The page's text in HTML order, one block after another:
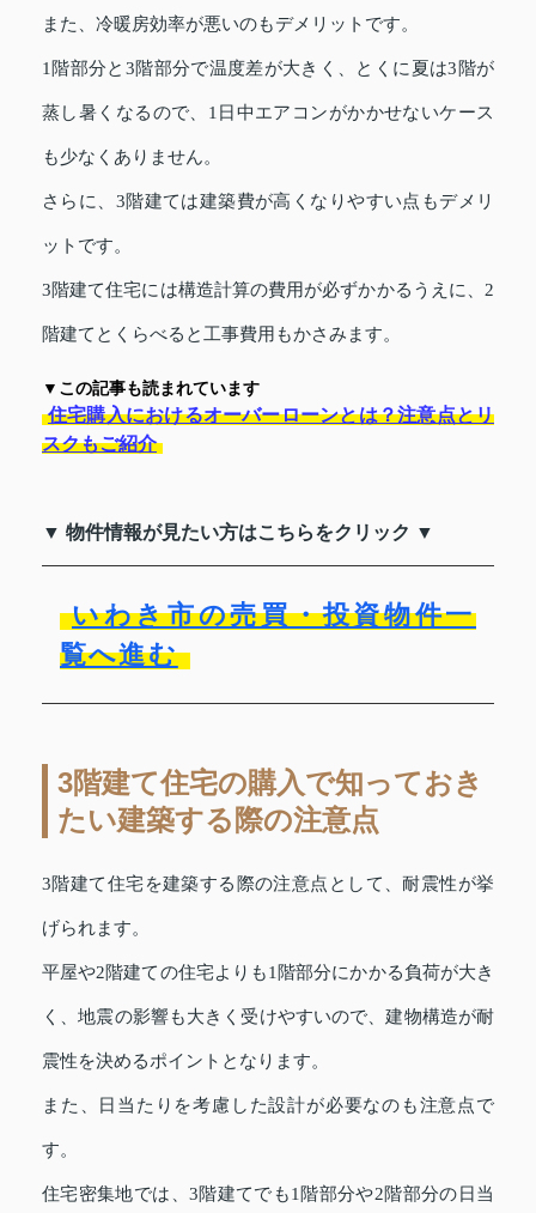
また、冷暖房効率が悪いのもデメリットです。
1階部分と3階部分で温度差が大きく、とくに夏は3階が
蒸し暑くなるので、1日中エアコンがかかせないケース
も少なくありません。
さらに、3階建ては建築費が高くなりやすい点もデメリ
ットです。
3階建て住宅には構造計算の費用が必ずかかるうえに、2
階建てとくらべると工事費用もかさみます。
▼この記事も読まれています
住宅購入におけるオーバーローンとは？注意点とリ
スクもご紹介
▼ 物件情報が見たい方はこちらをクリック ▼
いわき市の売買・投資物件一
覧へ進む
3階建て住宅の購入で知っておき
たい建築する際の注意点
3階建て住宅を建築する際の注意点として、耐震性が挙
げられます。
平屋や2階建ての住宅よりも1階部分にかかる負荷が大き
く、地震の影響も大きく受けやすいので、建物構造が耐
震性を決めるポイントとなります。
また、日当たりを考慮した設計が必要なのも注意点で
す。
住宅密集地では、3階建てでも1階部分や2階部分の日当